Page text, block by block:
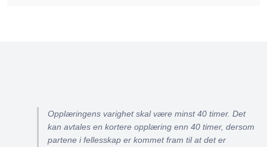
Opplæringens varighet skal være minst 40 timer. Det
kan avtales en kortere opplæring enn 40 timer, dersom
partene i fellesskap er kommet fram til at det er